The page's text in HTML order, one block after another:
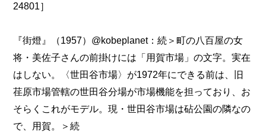
24801］
『街燈』（1957）@kobeplanet：続＞町の八百屋の女
将・美佐子さんの前掛けには「用賀市場」の文字。実在
はしない。〈世田谷市場〉が1972年にできる前は、旧
荏原市場管轄の世田谷分場が市場機能を担っており、お
そらくこれがモデル。現・世田谷市場は砧公園の隣なの
で、用賀。＞続